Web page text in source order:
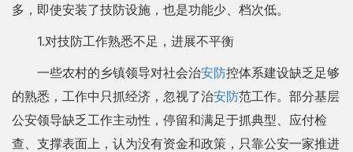
多，即使安装了技防设施，也是功能少、档次低。
1.对技防工作熟悉不足，进展不平衡
一些农村的乡镇领导对社会治安防控体系建设缺乏足够
的熟悉，工作中只抓经济，忽视了治安防范工作。部分基层
公安领导缺乏工作主动性，停留和满足于抓典型、应付检
查、支撑表面上，认为没有资金和政策，只靠公安一家推进